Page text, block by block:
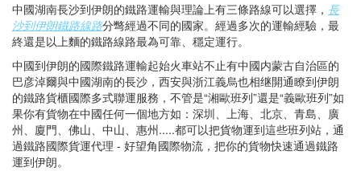
中國湖南長沙到伊朗的鐵路運輸與理論上有三條路線可以選擇， 長
沙到伊朗鐵路線路分彆經過不同的國家。經過多次的運輸經驗，最
終還是以上麵的鐵路線路最為可靠、穩定運行。
中國到伊朗的國際鐵路運輸起始火車站不止有中國内蒙古自治區的
巴彦淖爾與中國湖南的長沙，西安與浙江義烏也相继開通瞭到伊朗
的鐵路貨櫃國際多式聯運服務，不管是“湘歐班列”還是“義歐班列”如
果你有貨物在中國任何一個地方如：深圳、上海、北京、青島、廣
州、廈門、佛山、中山、惠州.....都可以把貨物運到這些班列站，通
過鐵路國際貨運代理 - 好望角國際物流，把你的貨物快速通過鐵路
運到伊朗。